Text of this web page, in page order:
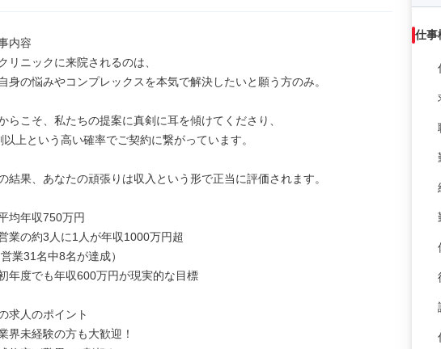
内容
リニックに来院されるのは、
身の悩みやコンプレックスを本気で解決したいと願う方のみ。
らこそ、私たちの提案に真剣に耳を傾けてくださり、
以上という高い確率でご契約に繋がっています。
結果、あなたの頑張りは収入という形で正当に評価されます。
均年収750万円
業の約3人に1人が年収1000万円超
年度でも年収600万円が現実的な目標
求人のポイント
界未経験の方も大歓迎！
仕事